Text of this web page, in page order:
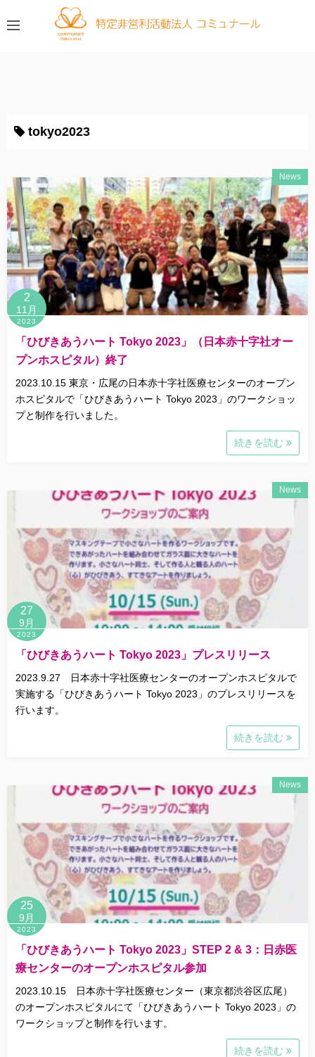
ン
tokyo2023
News
2
11月
2023
「ひびきあうハート Tokyo 2023」（日本赤十字社オー
プンホスピタル）終了
2023.10.15 東京・広尾の日本赤十字社医療センターのオープン
ホスピタルで「ひびきあうハート Tokyo 2023」のワークショッ
プと制作を行いました。
続きを読む
News
27
9月
2023
「ひびきあうハート Tokyo 2023」プレスリリース
2023.9.27 日本赤十字社医療センターのオープンホスピタルで
実施する「ひびきあうハート Tokyo 2023」のプレスリリースを
行います。
続きを読む
News
25
9月
2023
「ひびきあうハート Tokyo 2023」STEP 2 & 3：日赤医
療センターのオープンホスピタル参加
2023.10.15 日本赤十字社医療センター（東京都渋谷区広尾）
のオープンホスピタルにて「ひびきあうハート Tokyo 2023」の
ワークショップと制作を行います。
続きを読む